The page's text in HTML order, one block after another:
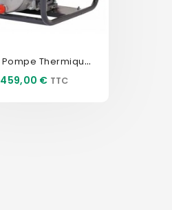
QP2B Pompe Thermique Matsusaka
Prix
459,00 €